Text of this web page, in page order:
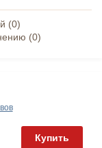
(0)
(0)
Купить